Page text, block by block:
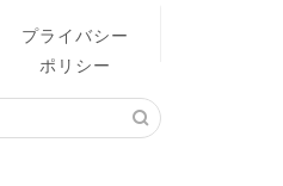
プライバシー
ポリシー